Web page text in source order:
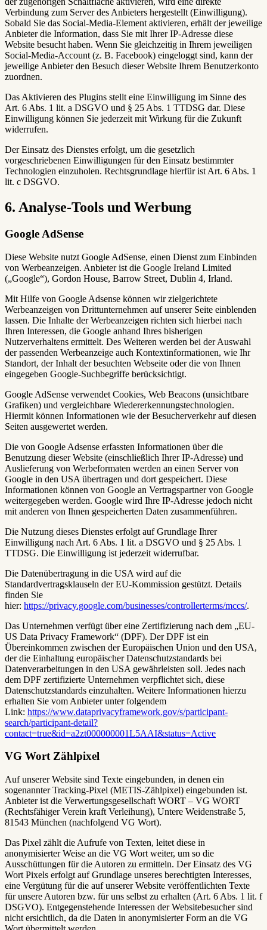
Verbindung zum Server des Anbieters hergestellt (Einwilligung).
Sobald Sie das Social-Media-Element aktivieren, erhält der jeweilige
Anbieter die Information, dass Sie mit Ihrer IP-Adresse diese
Website besucht haben. Wenn Sie gleichzeitig in Ihrem jeweiligen
Social-Media-Account (z. B. Facebook) eingeloggt sind, kann der
jeweilige Anbieter den Besuch dieser Website Ihrem Benutzerkonto
zuordnen.
Das Aktivieren des Plugins stellt eine Einwilligung im Sinne des
Art. 6 Abs. 1 lit. a DSGVO und § 25 Abs. 1 TTDSG dar. Diese
Einwilligung können Sie jederzeit mit Wirkung für die Zukunft
widerrufen.
Der Einsatz des Dienstes erfolgt, um die gesetzlich
vorgeschriebenen Einwilligungen für den Einsatz bestimmter
Technologien einzuholen. Rechtsgrundlage hierfür ist Art. 6 Abs. 1
lit. c DSGVO.
6. Analyse-Tools und Werbung
Google AdSense
Diese Website nutzt Google AdSense, einen Dienst zum Einbinden
von Werbeanzeigen. Anbieter ist die Google Ireland Limited
(„Google“), Gordon House, Barrow Street, Dublin 4, Irland.
Mit Hilfe von Google Adsense können wir zielgerichtete
Werbeanzeigen von Drittunternehmen auf unserer Seite einblenden
lassen. Die Inhalte der Werbeanzeigen richten sich hierbei nach
Ihren Interessen, die Google anhand Ihres bisherigen
Nutzerverhaltens ermittelt. Des Weiteren werden bei der Auswahl
der passenden Werbeanzeige auch Kontextinformationen, wie Ihr
Standort, der Inhalt der besuchten Webseite oder die von Ihnen
eingegeben Google-Suchbegriffe berücksichtigt.
Google AdSense verwendet Cookies, Web Beacons (unsichtbare
Grafiken) und vergleichbare Wiedererkennungstechnologien.
Hiermit können Informationen wie der Besucherverkehr auf diesen
Seiten ausgewertet werden.
Die von Google Adsense erfassten Informationen über die
Benutzung dieser Website (einschließlich Ihrer IP-Adresse) und
Auslieferung von Werbeformaten werden an einen Server von
Google in den USA übertragen und dort gespeichert. Diese
Informationen können von Google an Vertragspartner von Google
weitergegeben werden. Google wird Ihre IP-Adresse jedoch nicht
mit anderen von Ihnen gespeicherten Daten zusammenführen.
Die Nutzung dieses Dienstes erfolgt auf Grundlage Ihrer
Einwilligung nach Art. 6 Abs. 1 lit. a DSGVO und § 25 Abs. 1
TTDSG. Die Einwilligung ist jederzeit widerrufbar.
Die Datenübertragung in die USA wird auf die
Standardvertragsklauseln der EU-Kommission gestützt. Details
finden Sie
hier: https://privacy.google.com/businesses/controllerterms/mccs/.
Das Unternehmen verfügt über eine Zertifizierung nach dem „EU-
US Data Privacy Framework“ (DPF). Der DPF ist ein
Übereinkommen zwischen der Europäischen Union und den USA,
der die Einhaltung europäischer Datenschutzstandards bei
Datenverarbeitungen in den USA gewährleisten soll. Jedes nach
dem DPF zertifizierte Unternehmen verpflichtet sich, diese
Datenschutzstandards einzuhalten. Weitere Informationen hierzu
erhalten Sie vom Anbieter unter folgendem
Link: https://www.dataprivacyframework.gov/s/participant-
search/participant-detail?
contact=true&id=a2zt000000001L5AAI&status=Active
VG Wort Zählpixel
Auf unserer Website sind Texte eingebunden, in denen ein
sogenannter Tracking-Pixel (METIS-Zählpixel) eingebunden ist.
Anbieter ist die Verwertungsgesellschaft WORT – VG WORT
(Rechtsfähiger Verein kraft Verleihung), Untere Weidenstraße 5,
81543 München (nachfolgend VG Wort).
Das Pixel zählt die Aufrufe von Texten, leitet diese in
anonymisierter Weise an die VG Wort weiter, um so die
Ausschüttungen für die Autoren zu ermitteln. Der Einsatz des VG
Wort Pixels erfolgt auf Grundlage unseres berechtigten Interesses,
eine Vergütung für die auf unserer Website veröffentlichten Texte
für unsere Autoren bzw. für uns selbst zu erhalten (Art. 6 Abs. 1 lit. f
DSGVO). Entgegenstehende Interessen der Websitebesucher sind
nicht ersichtlich, da die Daten in anonymisierter Form an die VG